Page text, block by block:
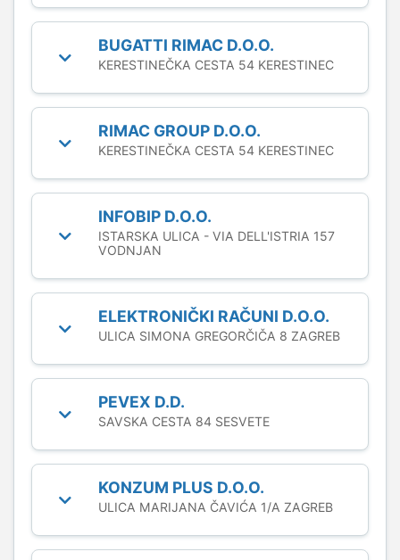
BUGATTI RIMAC D.O.O.
KERESTINEČKA CESTA 54 KERESTINEC
RIMAC GROUP D.O.O.
KERESTINEČKA CESTA 54 KERESTINEC
INFOBIP D.O.O.
ISTARSKA ULICA - VIA DELL'ISTRIA 157
VODNJAN
ELEKTRONIČKI RAČUNI D.O.O.
ULICA SIMONA GREGORČIČA 8 ZAGREB
PEVEX D.D.
SAVSKA CESTA 84 SESVETE
KONZUM PLUS D.O.O.
ULICA MARIJANA ČAVIĆA 1/A ZAGREB